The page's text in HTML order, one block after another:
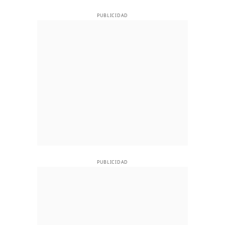
PUBLICIDAD
PUBLICIDAD